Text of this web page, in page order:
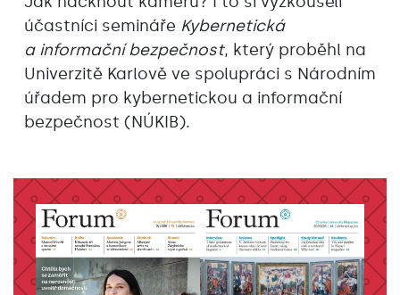
účastníci semináře Kybernetická
a informační bezpečnost, který proběhl na
Univerzitě Karlově ve spolupráci s Národním
úřadem pro kybernetickou a informační
bezpečnost (NÚKIB).